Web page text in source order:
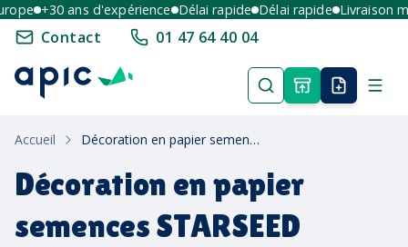
+30 ans d'expérience Délai rapide Délai rapide Livraison
Contact 01 47 64 40 04
Accueil Décoration en papier semences STARSEED
Décoration en papier
semences STARSEED